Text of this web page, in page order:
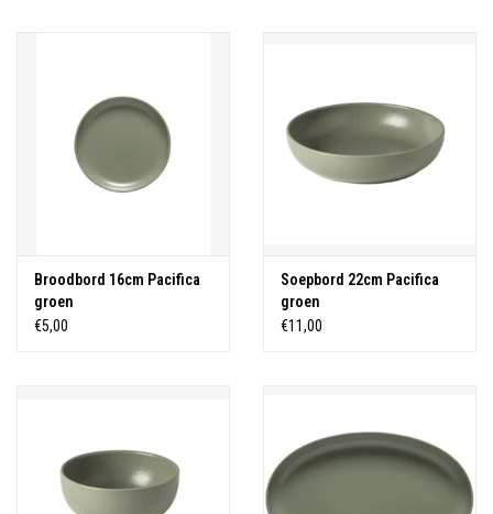
Broodbord 16cm Pacifica
groen
€5,00
Soepbord 22cm Pacifica
groen
€11,00